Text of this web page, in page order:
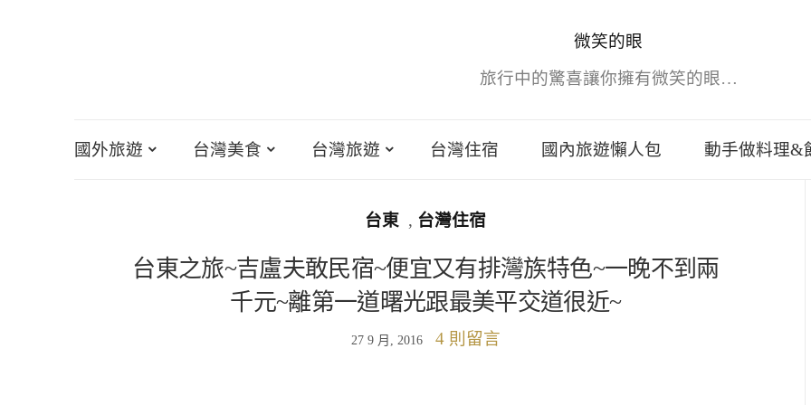
微笑的眼
旅行中的驚喜讓你擁有微笑的眼…
國外旅遊 台灣美食 台灣旅遊 台灣住宿 國內旅遊懶人包 動手做料理&
台東 , 台灣住宿
台東之旅~吉盧夫敢民宿~便宜又有排灣族特色~一晚不到兩
千元~離第一道曙光跟最美平交道很近~
27 9 月, 2016 4 則留言